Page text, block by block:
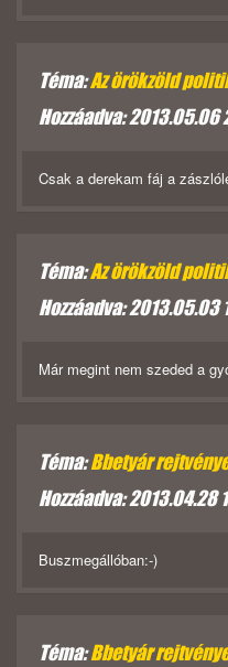
Téma:Az örökzöld
Hozzáadva: 2013.05.06
Csak a derekam fáj a
Téma:Az örökzöld
Hozzáadva: 2013.05.03
Már megint nem szeded a
Téma:Bbetyár
Hozzáadva: 2013.04.28
Buszmegállóban:-)
Téma:Bbetyár